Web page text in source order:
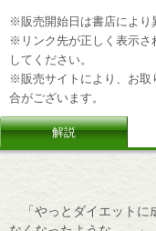
※販売開始日は書店により
※リンク先が正しく表示さ
してください。
※販売サイトにより、お取
合がございます。
解説
「やっとダイエットに